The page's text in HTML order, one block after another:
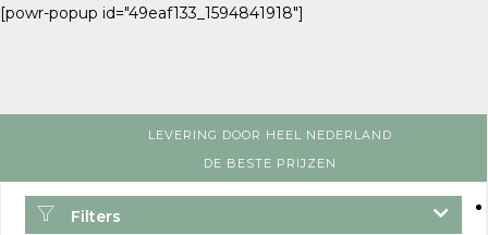
[powr-popup id="49eaf133_1594841918"]
LEVERING DOOR HEEL NEDERLAND
DE BESTE PRIJZEN
Filters